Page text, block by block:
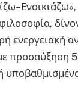
ενεργειακή
προσαύξηση